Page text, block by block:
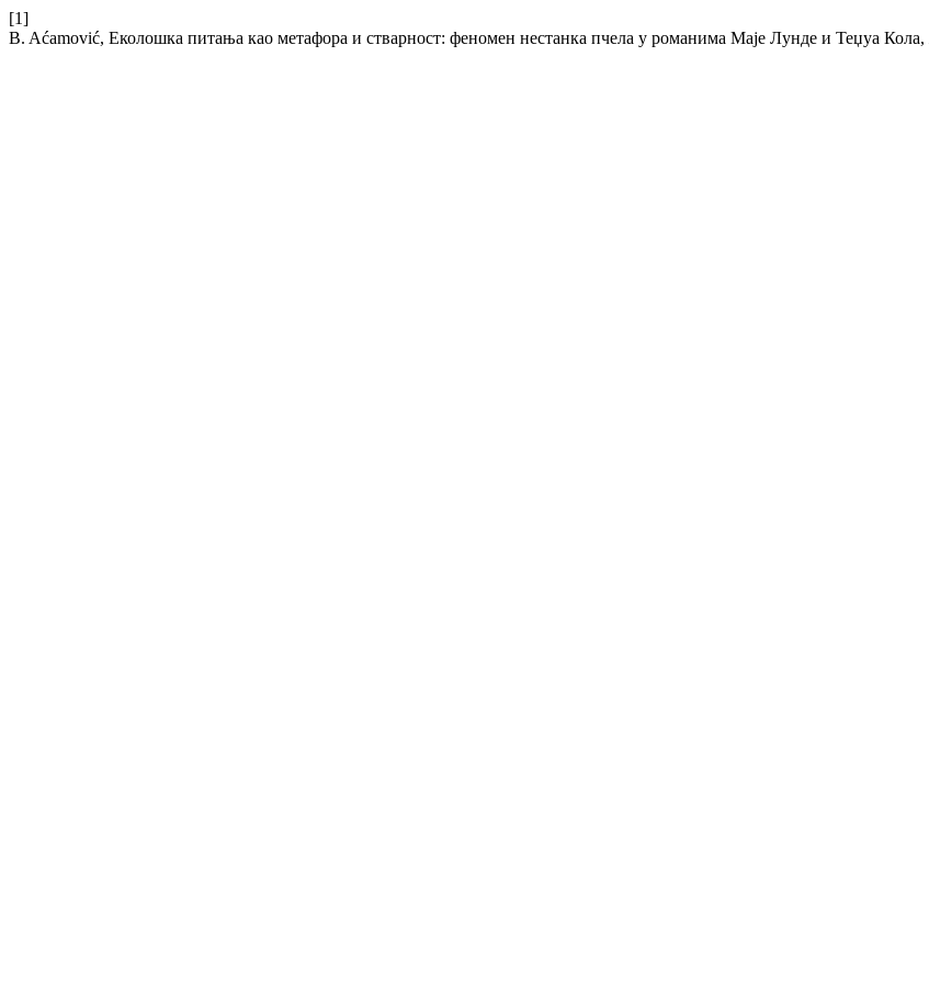
[1]
B. Aćamović, Еколошка питања као метафора и стварност: феномен нестанка пчела у романима Маје Лунде и Теџуа Кола,